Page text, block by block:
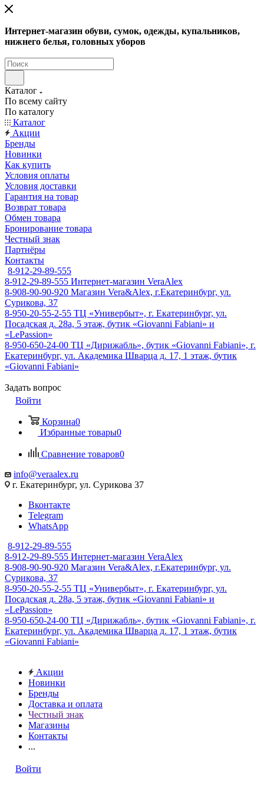
Интернет-магазин обуви, сумок, одежды, купальников,
нижнего белья, головных уборов
Каталог
По всему сайту
По каталогу
Каталог
Акции
Бренды
Новинки
Как купить
Условия оплаты
Условия доставки
Гарантия на товар
Возврат товара
Обмен товара
Бронирование товара
Честный знак
Партнёры
Контакты
8-912-29-89-555
8-912-29-89-555 Интернет-магазин VeraAlex
8-908-90-90-920 Магазин Vera&Alex, г.Екатеринбург, ул.
Сурикова, 37
8-950-20-55-2-55 ТЦ «Универбыт», г. Екатеринбург, ул.
Посадская д. 28а, 5 этаж, бутик «Giovanni Fabiani» и
«LePassion»
8-950-650-24-00 ТЦ «Дирижабль», бутик «Giovanni Fabiani», г.
Екатеринбург, ул. Академика Шварца д. 17, 1 этаж, бутик
«Giovanni Fabiani»
Задать вопрос
Войти
Корзина0
Избранные товары0
Сравнение товаров0
info@veraalex.ru
г. Екатеринбург, ул. Сурикова 37
Вконтакте
Telegram
WhatsApp
8-912-29-89-555
8-912-29-89-555 Интернет-магазин VeraAlex
8-908-90-90-920 Магазин Vera&Alex, г.Екатеринбург, ул.
Сурикова, 37
8-950-20-55-2-55 ТЦ «Универбыт», г. Екатеринбург, ул.
Посадская д. 28а, 5 этаж, бутик «Giovanni Fabiani» и
«LePassion»
8-950-650-24-00 ТЦ «Дирижабль», бутик «Giovanni Fabiani», г.
Екатеринбург, ул. Академика Шварца д. 17, 1 этаж, бутик
«Giovanni Fabiani»
Акции
Новинки
Бренды
Доставка и оплата
Честный знак
Магазины
Контакты
...
Войти